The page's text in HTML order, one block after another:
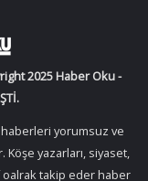
2025 Haber Oku -
yorumsuz ve
Köşe yazarları, siyaset,
oalrak takip eder haber